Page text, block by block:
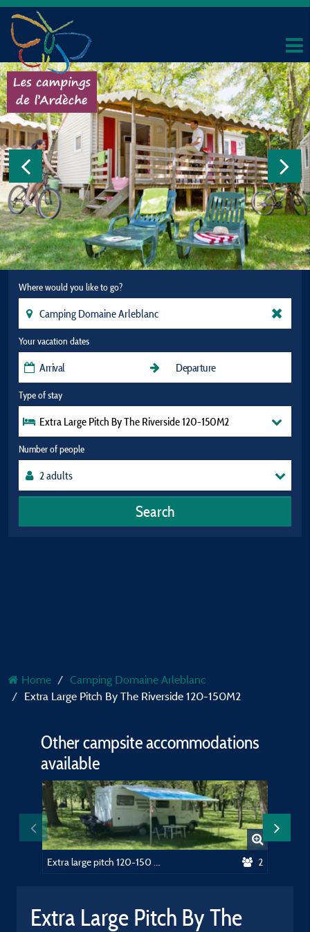
Where would you like to go?
Your vacation dates
Type of stay
Extra Large Pitch By The Riverside 120-150M2
Number of people
Search
Home
Camping Domaine Arleblanc
Extra Large Pitch By The Riverside 120-150M2
Other campsite accommodations
available
2
Extra Large Pitch By The